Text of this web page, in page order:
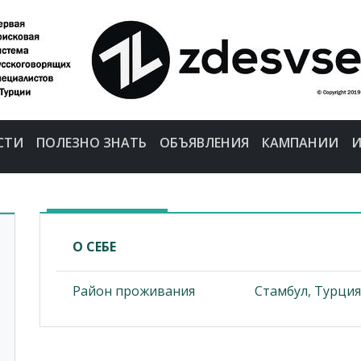
ПОЛЕЗНО ЗНАТЬ ОБЪЯВЛЕНИЯ КАМПАНИИ
О СЕБЕ
Район проживания Стамбул, Турция